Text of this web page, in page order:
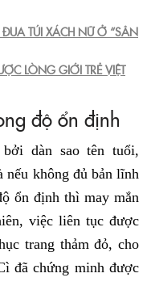
TÚI XÁCH NỮ Ở “SÂN
LÒNG GIỚI TRẺ VIỆT
độ ổn định
dàn sao tên tuổi,
không đủ bản lĩnh
ổn định thì may mắn
việc liên tục được
trang thảm đỏ, cho
đã chứng minh được